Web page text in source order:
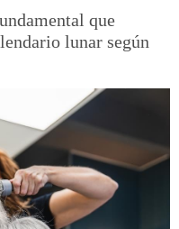
que
lunar según